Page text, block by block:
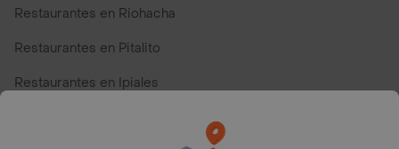
Restaurantes en Riohacha
Restaurantes en Pitalito
Restaurantes en Ipiales